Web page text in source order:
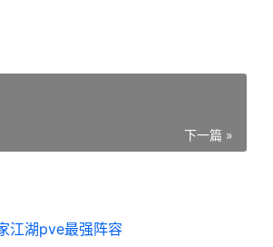
下一篇 »
江湖pve最强阵容